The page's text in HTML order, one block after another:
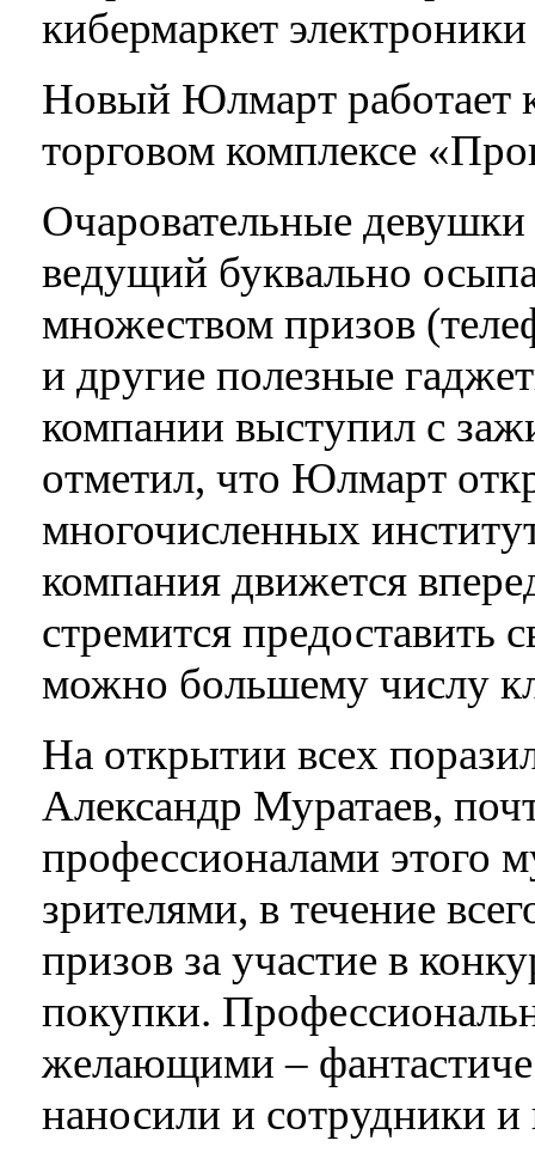
кибермаркет
Новый Юлмарт работает
торговом комплексе
Очаровательные девушки
ведущий буквально
множеством призов
и другие полезные
компании выступил с
отметил, что Юлмарт
многочисленных
компания движется
стремится предоставить
можно большему числу
На открытии всех
Александр Муратаев,
профессионалами этого
зрителями, в течение
призов за участие в
покупки.
желающими –
наносили и сотрудники